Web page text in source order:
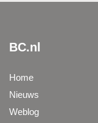
BC.nl
Home
Nieuws
Weblog